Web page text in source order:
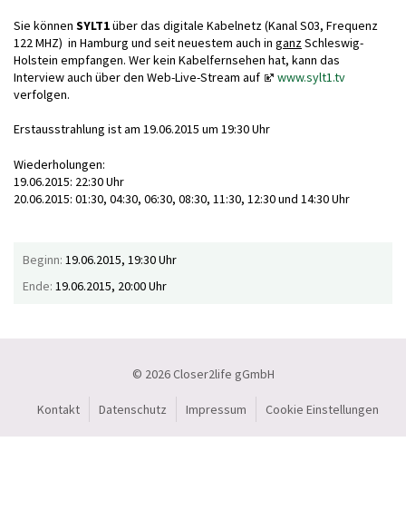
Sie können SYLT1über das digitale Kabelnetz (Kanal S03, Frequenz
122 MHZ) in Hamburg und seit neuestem auch in ganzSchleswig-
Holstein empfangen. Wer kein Kabelfernsehen hat, kann das
Interview auch über den Web-Live-Stream auf
www.sylt1.tv
verfolgen.
Erstausstrahlung ist am 19.06.2015 um 19:30 Uhr
Wiederholungen:
19.06.2015: 22:30 Uhr
20.06.2015: 01:30, 04:30, 06:30, 08:30, 11:30, 12:30 und 14:30 Uhr
Beginn: 19.06.2015, 19:30 Uhr
Ende: 19.06.2015, 20:00 Uhr
© 2026 Closer2life gGmbH
Kontakt Datenschutz Impressum Cookie Einstellungen